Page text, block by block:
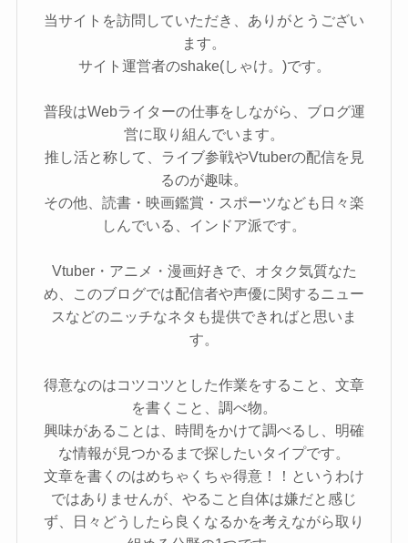
当サイトを訪問していただき、ありがとうござい
ます。
サイト運営者のshake(しゃけ。)です。
普段はWebライターの仕事をしながら、ブログ運
営に取り組んでいます。
推し活と称して、ライブ参戦やVtuberの配信を見
るのが趣味。
その他、読書・映画鑑賞・スポーツなども日々楽
しんでいる、インドア派です。
Vtuber・アニメ・漫画好きで、オタク気質なた
め、このブログでは配信者や声優に関するニュー
スなどのニッチなネタも提供できればと思いま
す。
得意なのはコツコツとした作業をすること、文章
を書くこと、調べ物。
興味があることは、時間をかけて調べるし、明確
な情報が見つかるまで探したいタイプです。
文章を書くのはめちゃくちゃ得意！！というわけ
ではありませんが、やること自体は嫌だと感じ
ず、日々どうしたら良くなるかを考えながら取り